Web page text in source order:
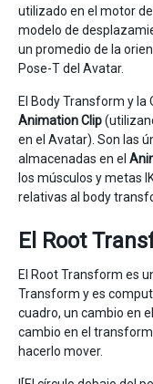
utilizado en el motor
modelo de
un promedio de la
Pose-T del Avatar.
El Body Transform y la
Animation Clip
en el Avatar). Son las
almacenadas en el
los músculos y metas
relativas al body
El Root
El Root Transform es
Transform y es
cuadro, un cambio en
cambio en el
hacerlo mover.